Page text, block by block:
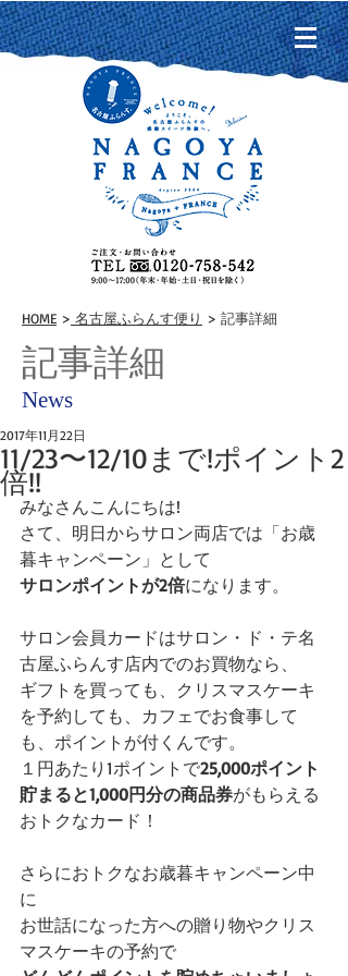
HOME > 名古屋ふらんす便り > 記事詳細
記事詳細
News
11/23〜12/10まで!ポイント2
倍!!
2017年11月22日
みなさんこんにちは!
さて、明日からサロン両店では「お歳
暮キャンペーン」として
サロンポイントが2倍になります。
サロン会員カードはサロン・ド・テ名
古屋ふらんす店内でのお買物なら、
ギフトを買っても、クリスマスケーキ
を予約しても、カフェでお食事して
も、ポイントが付くんです。
１円あたり1ポイントで25,000ポイント
貯まると1,000円分の商品券がもらえる
おトクなカード！
さらにおトクなお歳暮キャンペーン中
に
お世話になった方への贈り物やクリス
マスケーキの予約で